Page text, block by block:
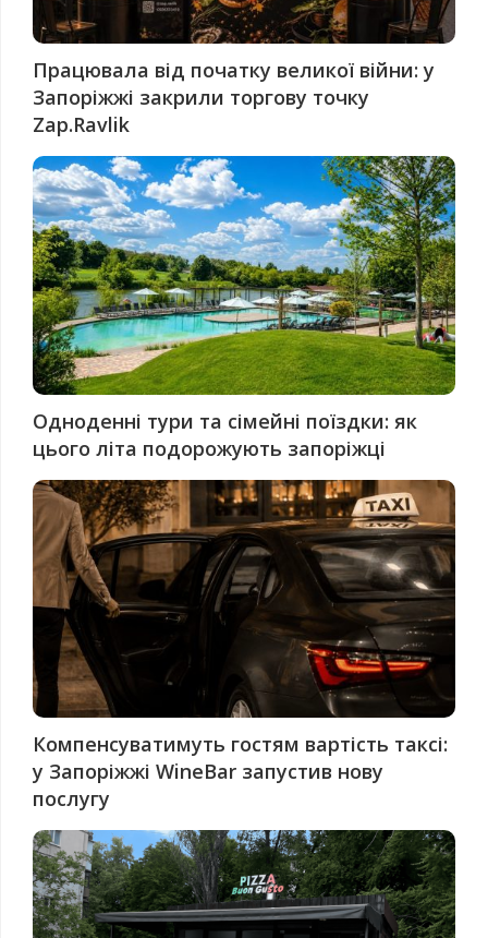
Працювала від початку великої війни: у
Запоріжжі закрили торгову точку
Zap.Ravlik
Одноденні тури та сімейні поїздки: як
цього літа подорожують запоріжці
Компенсуватимуть гостям вартість таксі:
у Запоріжжі WineBar запустив нову
послугу